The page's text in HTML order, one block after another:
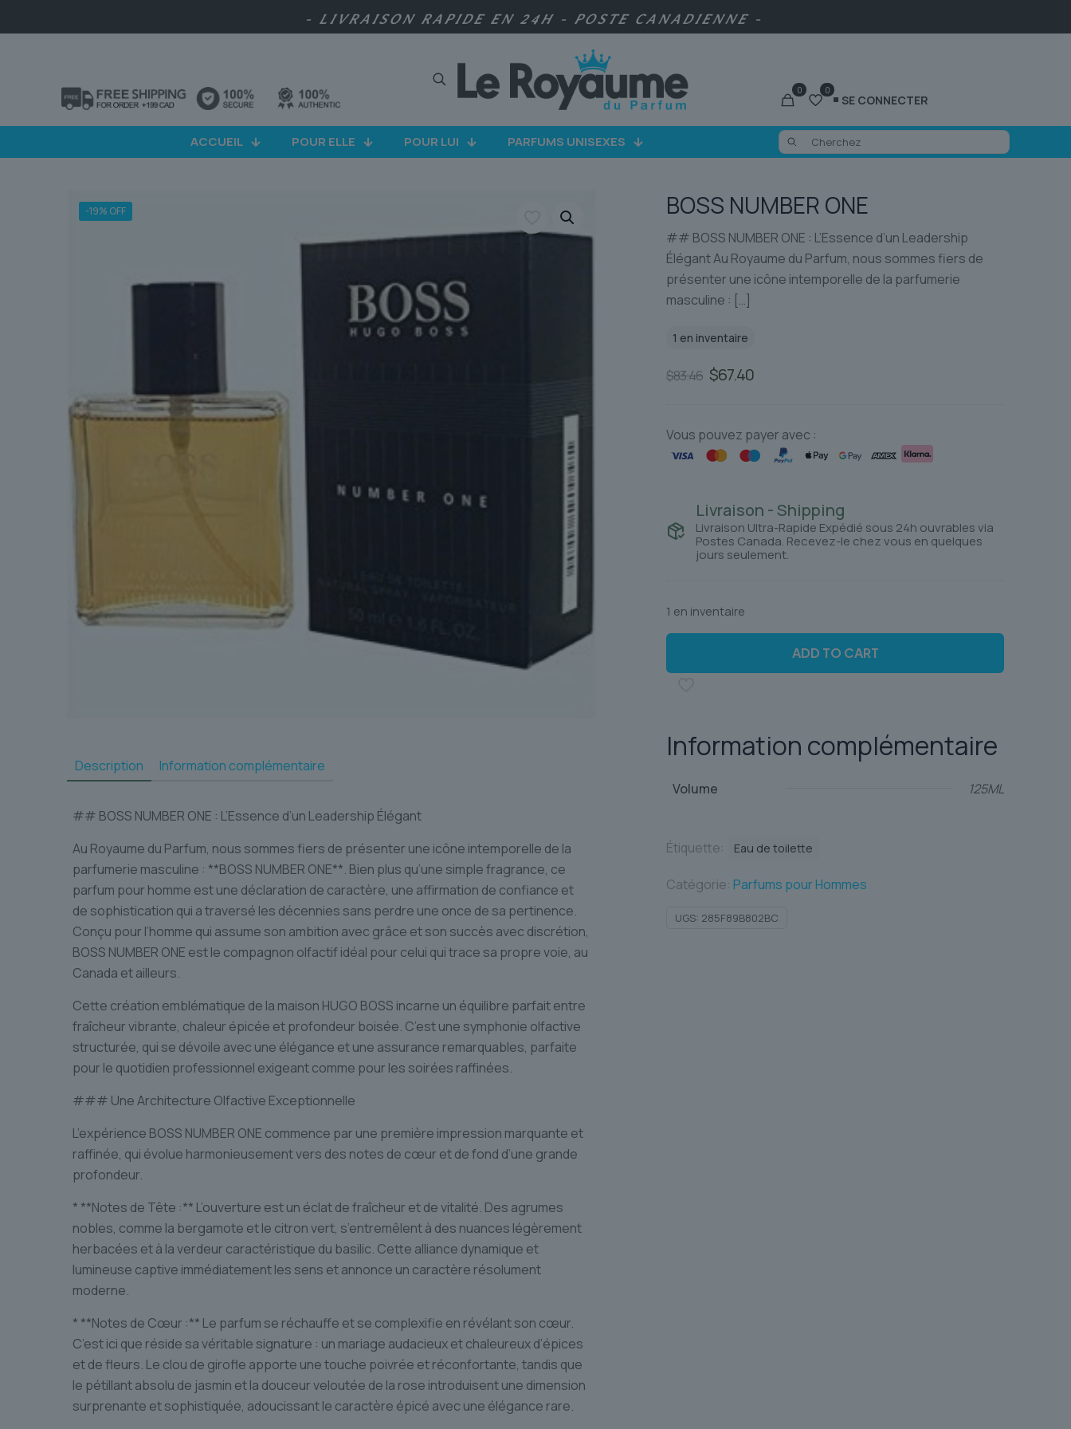
- LIVRAISON RAPIDE EN 24H - POSTE CANADIENNE -
0 0
SE CONNECTER
ACCUEIL POUR ELLE POUR LUI PARFUMS UNISEXES
-19% OFF
Description Information complémentaire
## BOSS NUMBER ONE : L’Essence d’un Leadership Élégant
Au Royaume du Parfum, nous sommes fiers de présenter une icône intemporelle de la
parfumerie masculine : **BOSS NUMBER ONE**. Bien plus qu’une simple fragrance, ce
parfum pour homme est une déclaration de caractère, une affirmation de confiance et
de sophistication qui a traversé les décennies sans perdre une once de sa pertinence.
Conçu pour l’homme qui assume son ambition avec grâce et son succès avec discrétion,
BOSS NUMBER ONE est le compagnon olfactif idéal pour celui qui trace sa propre voie, au
Canada et ailleurs.
Cette création emblématique de la maison HUGO BOSS incarne un équilibre parfait entre
fraîcheur vibrante, chaleur épicée et profondeur boisée. C’est une symphonie olfactive
structurée, qui se dévoile avec une élégance et une assurance remarquables, parfaite
pour le quotidien professionnel exigeant comme pour les soirées raffinées.
### Une Architecture Olfactive Exceptionnelle
L’expérience BOSS NUMBER ONE commence par une première impression marquante et
raffinée, qui évolue harmonieusement vers des notes de cœur et de fond d’une grande
profondeur.
* **Notes de Tête :** L’ouverture est un éclat de fraîcheur et de vitalité. Des agrumes
nobles, comme la bergamote et le citron vert, s’entremêlent à des nuances légèrement
herbacées et à la verdeur caractéristique du basilic. Cette alliance dynamique et
lumineuse captive immédiatement les sens et annonce un caractère résolument
moderne.
* **Notes de Cœur :** Le parfum se réchauffe et se complexifie en révélant son cœur.
C’est ici que réside sa véritable signature : un mariage audacieux et chaleureux d’épices
et de fleurs. Le clou de girofle apporte une touche poivrée et réconfortante, tandis que
le pétillant absolu de jasmin et la douceur veloutée de la rose introduisent une dimension
surprenante et sophistiquée, adoucissant le caractère épicé avec une élégance rare.
BOSS NUMBER ONE
## BOSS NUMBER ONE : L’Essence d’un Leadership
Élégant Au Royaume du Parfum, nous sommes fiers de
présenter une icône intemporelle de la parfumerie
masculine : […]
1 en inventaire
$83.46 Le
était :
$83.46.
$67.40Le
est :
$67.40.
Vous pouvez payer avec :
Livraison - Shipping
Livraison Ultra-Rapide Expédié sous 24h ouvrables via
Postes Canada. Recevez-le chez vous en quelques
jours seulement.
1 en inventaire
ADD TO CART
Information complémentaire
Volume 125ML
Étiquette: Eau de toilette
Catégorie: Parfums pour Hommes
UGS: 285F89B802BC